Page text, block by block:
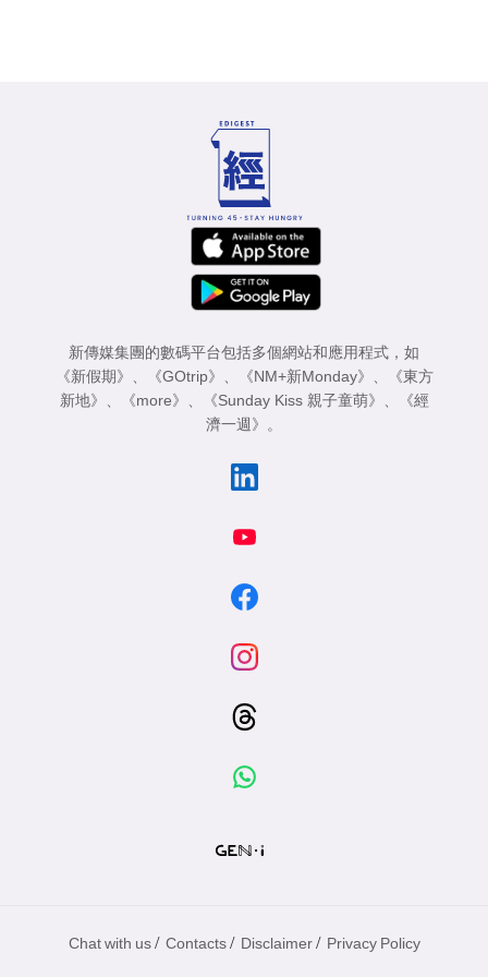
新傳媒集團的數碼平台包括多個網站和應用程式，如
《新假期》
《GOtrip》 《NM+新Monday》
《東方
新地》
《more》 《Sunday Kiss 親子童萌》
《經
濟一週》
。
Chat with us / Contacts / Disclaimer / Privacy Policy